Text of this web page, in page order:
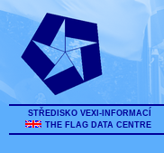
STŘEDISKO VEXI-INFORMACÍ
THE FLAG DATA CENTRE